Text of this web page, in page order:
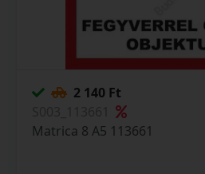
2 140 Ft
Matrica 8 A5 113661